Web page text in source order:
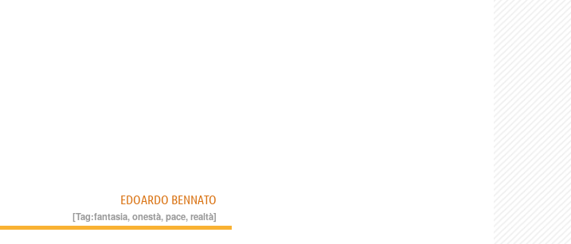
EDOARDO BENNATO
[Tag:fantasia,onestà,pace,realtà]